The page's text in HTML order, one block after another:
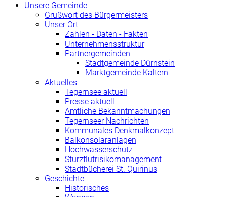
Unsere Gemeinde
Grußwort des Bürgermeisters
Unser Ort
Zahlen - Daten - Fakten
Unternehmensstruktur
Partnergemeinden
Stadtgemeinde Dürnstein
Marktgemeinde Kaltern
Aktuelles
Tegernsee aktuell
Presse aktuell
Amtliche Bekanntmachungen
Tegernseer Nachrichten
Kommunales Denkmalkonzept
Balkonsolaranlagen
Hochwasserschutz
Sturzflutrisikomanagement
Stadtbücherei St. Quirinus
Geschichte
Historisches